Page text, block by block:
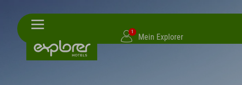
1
Mein Explorer